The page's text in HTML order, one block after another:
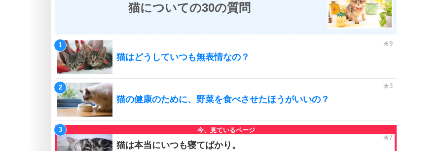
猫についての30の質問
猫はどうしていつも無表情なの？
猫の健康のために、野菜を食べさせたほうがいいの？
猫は本当にいつも寝てばかり。